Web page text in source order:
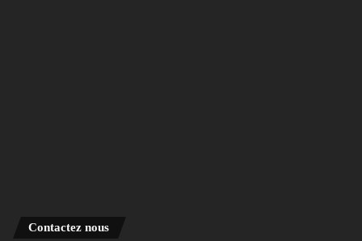
Contactez nous